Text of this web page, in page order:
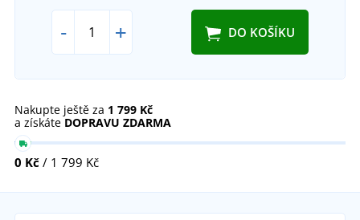
- + DO KOŠÍKU
Nakupte ještě za 1 799 Kč
a získáte DOPRAVU ZDARMA
0 Kč / 1 799 Kč